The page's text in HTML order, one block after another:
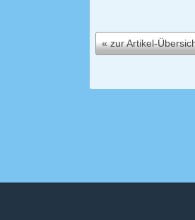
« zur Artikel-